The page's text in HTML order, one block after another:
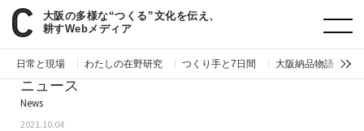
大阪の多様な“つくる”文化を伝え、
耕すWebメディア
日常と現場 わたしの在野研究 つくり手と7日間 大阪納品物語
paperC ニュース／イベント情報
ニュース
News
2021.10.04